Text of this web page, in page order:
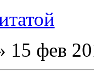
15 фев